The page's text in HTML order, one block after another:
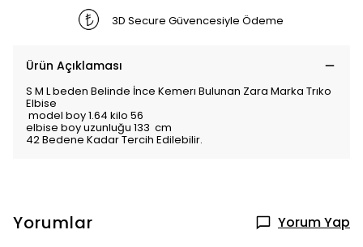
3D Secure Güvencesiyle Ödeme
Ürün Açıklaması
S M L beden Belinde İnce Kemerı Bulunan Zara Marka Trıko
Elbise
model boy 1.64 kilo 56
elbise boy uzunluğu 133 cm
42 Bedene Kadar Tercih Edilebilir.
Yorumlar Yorum Yap